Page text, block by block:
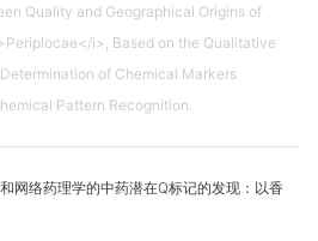
Quality and Geographical Origins of
i>, Based on the Qualitative
of Chemical Markers
Pattern Recognition.
网络药理学的中药潜在Q标记的发现：以香